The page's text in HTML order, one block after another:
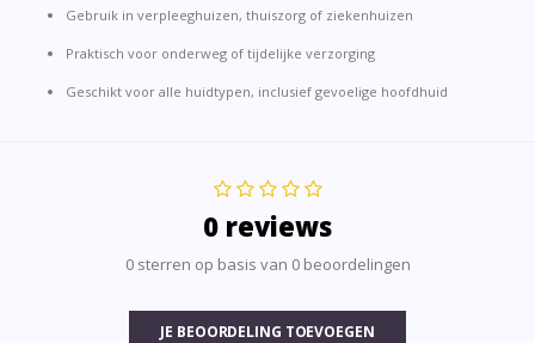
Gebruik in verpleeghuizen, thuiszorg of ziekenhuizen
Praktisch voor onderweg of tijdelijke verzorging
Geschikt voor alle huidtypen, inclusief gevoelige hoofdhuid
0 reviews
0 sterren op basis van 0 beoordelingen
JE BEOORDELING TOEVOEGEN